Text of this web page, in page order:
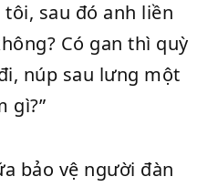
sau đó anh liền
Có gan thì quỳ
núp sau lưng một
gì?”
bảo vệ người đàn